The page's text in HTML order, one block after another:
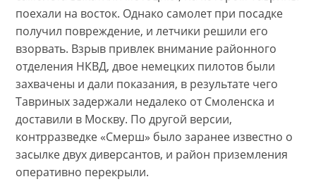
поехали на восток. Однако самолет при посадке
получил повреждение, и летчики решили его
взорвать. Взрыв привлек внимание районного
отделения НКВД, двое немецких пилотов были
захвачены и дали показания, в результате чего
Тавриных задержали недалеко от Смоленска и
доставили в Москву. По другой версии,
контрразведке «Смерш» было заранее известно о
засылке двух диверсантов, и район приземления
оперативно перекрыли.